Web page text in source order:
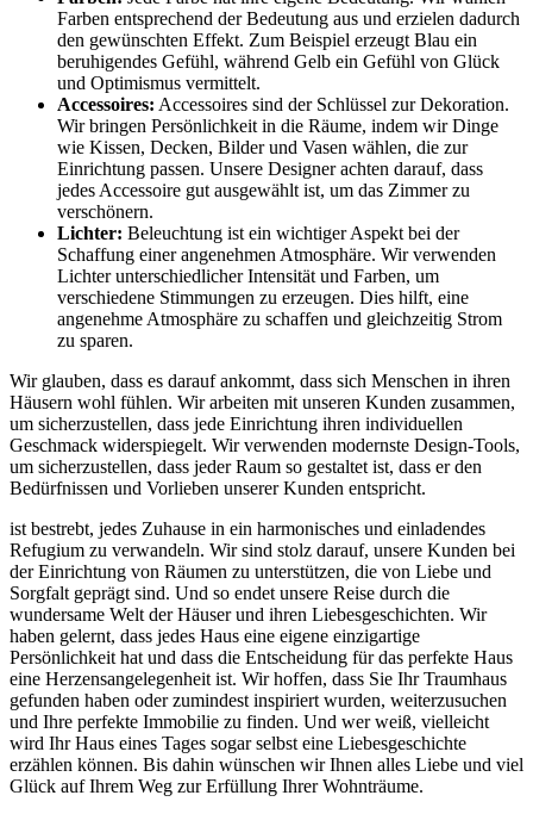
Farben entsprechend der Bedeutung aus und erzielen dadurch
den gewünschten Effekt. Zum Beispiel erzeugt Blau ein
beruhigendes Gefühl, während Gelb ein Gefühl von Glück
und Optimismus vermittelt.
Accessoires: Accessoires sind der Schlüssel zur Dekoration.
Wir bringen Persönlichkeit in die Räume, indem wir Dinge
wie Kissen, Decken, Bilder und Vasen wählen, die zur
Einrichtung passen. Unsere Designer achten darauf, dass
jedes Accessoire gut ausgewählt ist, um das Zimmer zu
verschönern.
Lichter: Beleuchtung ist ein wichtiger Aspekt bei der
Schaffung einer angenehmen Atmosphäre. Wir verwenden
Lichter unterschiedlicher Intensität und Farben, um
verschiedene Stimmungen zu erzeugen. Dies hilft, eine
angenehme Atmosphäre zu schaffen und gleichzeitig Strom
zu sparen.
Wir glauben, dass es darauf ankommt, dass sich Menschen in ihren
Häusern wohl fühlen. Wir arbeiten mit unseren Kunden zusammen,
um sicherzustellen, dass jede Einrichtung ihren individuellen
Geschmack widerspiegelt. Wir verwenden modernste Design-Tools,
um sicherzustellen, dass jeder Raum so gestaltet ist, dass er den
Bedürfnissen und Vorlieben unserer Kunden entspricht.
ist bestrebt, jedes Zuhause in ein harmonisches und einladendes
Refugium zu verwandeln. Wir sind stolz darauf, unsere Kunden bei
der Einrichtung von Räumen zu unterstützen, die von Liebe und
Sorgfalt geprägt sind. Und so endet unsere Reise durch die
wundersame Welt der Häuser und ihren Liebesgeschichten. Wir
haben gelernt, dass jedes Haus eine eigene einzigartige
Persönlichkeit hat und dass die Entscheidung für das perfekte Haus
eine Herzensangelegenheit ist. Wir hoffen, dass Sie Ihr Traumhaus
gefunden haben oder zumindest inspiriert wurden, weiterzusuchen
und Ihre perfekte Immobilie zu finden. Und wer weiß, vielleicht
wird Ihr Haus eines Tages sogar selbst eine Liebesgeschichte
erzählen können. Bis dahin wünschen wir Ihnen alles Liebe und viel
Glück auf Ihrem Weg zur Erfüllung Ihrer Wohnträume.